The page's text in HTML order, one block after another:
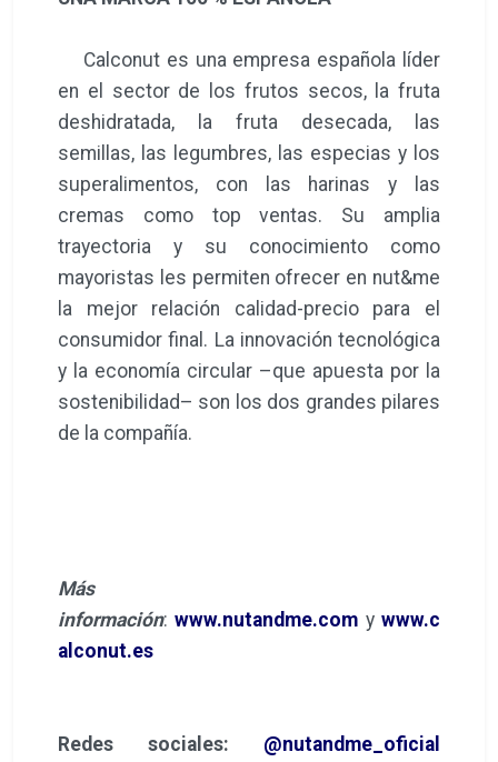
Calconut es una empresa española líder
en el sector de los frutos secos, la fruta
deshidratada, la fruta desecada, las
semillas, las legumbres, las especias y los
superalimentos, con las harinas y las
cremas como top ventas. Su amplia
trayectoria y su conocimiento como
mayoristas les permiten ofrecer en nut&me
la mejor relación calidad-precio para el
consumidor final. La innovación tecnológica
y la economía circular –que apuesta por la
sostenibilidad– son los dos grandes pilares
de la compañía.
Más
información:www.nutandme.com ywww.c
alconut.es
Redes sociales: @nutandme_oficial